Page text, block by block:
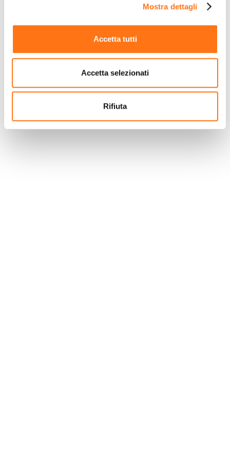
Mostra dettagli
Accetta tutti
Accetta selezionati
Rifiuta
BUSINESS-INTELLIGENCE-
SOFTWARE
Die richtige Lösung, um die Margen Ihres
Unternehmens sowie die kommerzielle und
Verwandeln Sie Ihre Unternehmensdaten in
schnelle Entscheidungen, analysieren Sie